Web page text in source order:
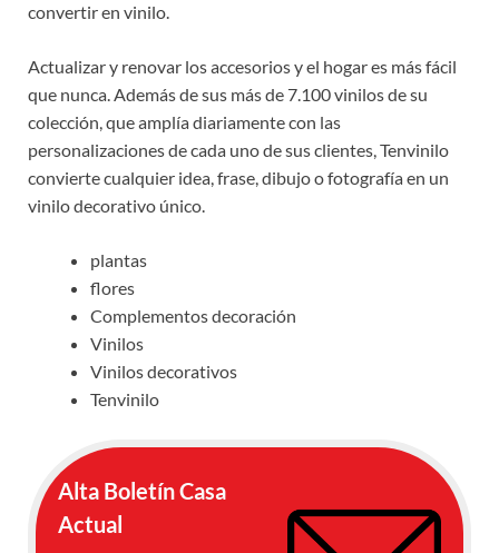
convertir en vinilo.
Actualizar y renovar los accesorios y el hogar es más fácil
que nunca. Además de sus más de 7.100 vinilos de su
colección, que amplía diariamente con las
personalizaciones de cada uno de sus clientes, Tenvinilo
convierte cualquier idea, frase, dibujo o fotografía en un
vinilo decorativo único.
plantas
flores
Complementos decoración
Vinilos
Vinilos decorativos
Tenvinilo
Alta Boletín Casa
Actual